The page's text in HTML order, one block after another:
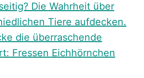
Die Wahrheit über
Tiere aufdecken.
die überraschende
Fressen Eichhörnchen